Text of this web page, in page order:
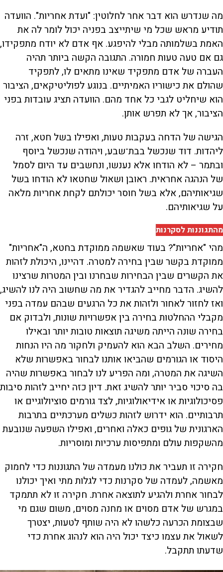
מה שנדרש הוא דבר אחר לחלוטין: "ועדת אחריות". הוועדה
תודיע מראש שכל מי שיתייצב בפניה יכול לומר לה את
האמת בשלמותה מבלי להיפגע. אף אדם לא יודח מתפקידו,
גם אם טעה טעות חמורה. התגובה הקשה ביותר תהיה
העברה של אדם מתפקיד שאינו מתאים לו, לתפקיד
שהולם את כישוריו האמיתיים. בנוגע לפוליטיקאים, הציבור
הוא שיחליט לגבי כל אחד מהם. הוועדה תציג עובדות בפני
הציבור, אך לא תפרש אותן.
הגישה של הדחה בעקבות טעות, ואפילו בשל חטא, זרה
ליהדות. דוד שנכשל בבת־שבע, ויהודה שנכשל ביוסף
ובתמר – לא הודחו אלא נענשו, ונחשבים עד היום לסמל
של הנהגה אחראית. ראובן ושאול שחטאו לא הודחו בשל
שגיאותיהם, אלא בשל חוסר יכולתם לקחת אחריות מלאה
על שגיאותיהם.
מהתגוננות לסקרנות
מהי "אחריות"? בעוד שאשמה ממוקדת בחטא, ה"אחריות"
ממוקדת בקשר שבין בחירה למטרה. דהיינו, היכולת לזהות
את הקשרים שבין הבחירות שבחרנו ובין המטרות שרצינו
להשיג. הדבר מחייב להגדיר את מה שחשוב היה לנו להשיג,
ואז לחזור לאחור ולזהות את כל הרגעים שבהם עמדה בפני
מקבלי ההחלטות בחירה בין אפשרויות שונות, ולבדוק אם
בחירה שונה הייתה משיגה תוצאות טובות יותר ובאילו
מחירים. השלב הבא הוא להעמיק ולחקור מה היו הנחות
היסוד או הגורמים שהביאו אותנו לבחור באפשרות שלא
השיגה את המטרה, ומה הפריע לנו לבחור באפשרות שהיה
בה סיכוי סביר יותר להשיג זאת. דיון כזה יחייב לזהות סיבות
פסיכולוגיות או אידיאולוגיות, לצד גורמים סוציולוגיים או
תרבותיים. הוא ידרוש לזהות כשלים מערכתיים בתרבות
הארגונית של גופים כאלה ואחרים, ואפילו השפעה שנובעת
מהשקפות עולם ומתפיסות ערכיות ומוסריות.
חקירה זו תעביר את כולנו מעמדה של התגוננות כדי לחמוק
מאשמה, לעמדה של סקרנות כדי לגלות מתי ואיך יכולנו
לבחור אחרת ולהגיע לתוצאה אחרת. חקירה זו לא תתמקד
במגרש של אדם מסוים או מחנה מסוים, משום שגם מי
שבצומת הכרעה כלשהו לא היה שותף לטעות, יצטרך
לשאול את עצמו כיצד יכול היה הוא לנהוג אחרת כדי
שדעתו תתקבל.